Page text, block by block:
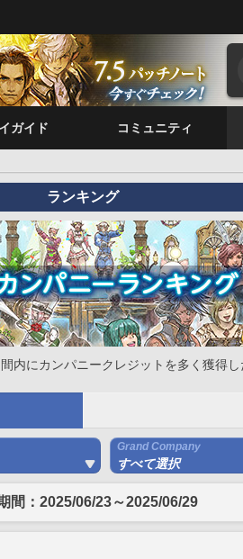
ガイド コミュニティ
ランキング
内にカンパニークレジットを多く獲得し
Grand Company
すべて選択
間：2025/06/23～2025/06/29